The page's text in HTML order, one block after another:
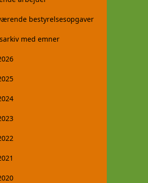
bestyrelsesopgaver
med emner